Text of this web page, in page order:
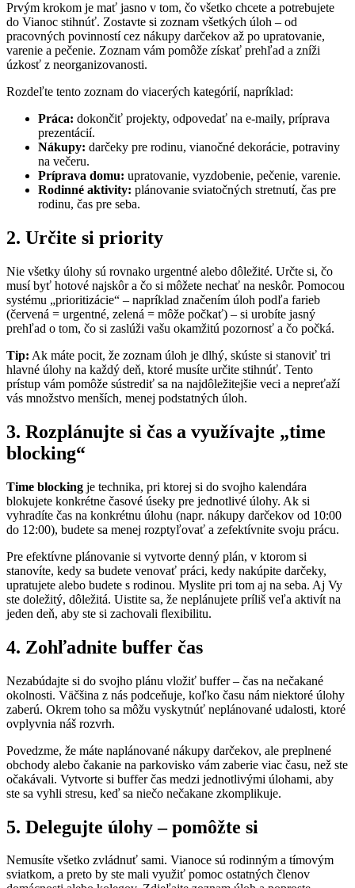
Prvým krokom je mať jasno v tom, čo všetko chcete a potrebujete
do Vianoc stihnúť. Zostavte si zoznam všetkých úloh – od
pracovných povinností cez nákupy darčekov až po upratovanie,
varenie a pečenie. Zoznam vám pomôže získať prehľad a zníži
úzkosť z neorganizovanosti.
Rozdeľte tento zoznam do viacerých kategórií, napríklad:
Práca: dokončiť projekty, odpovedať na e-maily, príprava
prezentácií.
Nákupy: darčeky pre rodinu, vianočné dekorácie, potraviny
na večeru.
Príprava domu: upratovanie, vyzdobenie, pečenie, varenie.
Rodinné aktivity: plánovanie sviatočných stretnutí, čas pre
rodinu, čas pre seba.
2. Určite si priority
Nie všetky úlohy sú rovnako urgentné alebo dôležité. Určte si, čo
musí byť hotové najskôr a čo si môžete nechať na neskôr. Pomocou
systému „prioritizácie“ – napríklad značením úloh podľa farieb
(červená = urgentné, zelená = môže počkať) – si urobíte jasný
prehľad o tom, čo si zaslúži vašu okamžitú pozornosť a čo počká.
Tip: Ak máte pocit, že zoznam úloh je dlhý, skúste si stanoviť tri
hlavné úlohy na každý deň, ktoré musíte určite stihnúť. Tento
prístup vám pomôže sústrediť sa na najdôležitejšie veci a nepreťaží
vás množstvo menších, menej podstatných úloh.
3. Rozplánujte si čas a využívajte „time
blocking“
Time blocking je technika, pri ktorej si do svojho kalendára
blokujete konkrétne časové úseky pre jednotlivé úlohy. Ak si
vyhradíte čas na konkrétnu úlohu (napr. nákupy darčekov od 10:00
do 12:00), budete sa menej rozptyľovať a zefektívnite svoju prácu.
Pre efektívne plánovanie si vytvorte denný plán, v ktorom si
stanovíte, kedy sa budete venovať práci, kedy nakúpite darčeky,
upratujete alebo budete s rodinou. Myslite pri tom aj na seba. Aj Vy
ste doležitý, dôležitá. Uistite sa, že neplánujete príliš veľa aktivít na
jeden deň, aby ste si zachovali flexibilitu.
4. Zohľadnite buffer čas
Nezabúdajte si do svojho plánu vložiť buffer – čas na nečakané
okolnosti. Väčšina z nás podceňuje, koľko času nám niektoré úlohy
zaberú. Okrem toho sa môžu vyskytnúť neplánované udalosti, ktoré
ovplyvnia náš rozvrh.
Povedzme, že máte naplánované nákupy darčekov, ale preplnené
obchody alebo čakanie na parkovisko vám zaberie viac času, než ste
očakávali. Vytvorte si buffer čas medzi jednotlivými úlohami, aby
ste sa vyhli stresu, keď sa niečo nečakane zkomplikuje.
5. Delegujte úlohy – pomôžte si
Nemusíte všetko zvládnuť sami. Vianoce sú rodinným a tímovým
sviatkom, a preto by ste mali využiť pomoc ostatných členov